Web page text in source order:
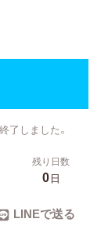
了しました。
残り日数
0日
LINEで送る